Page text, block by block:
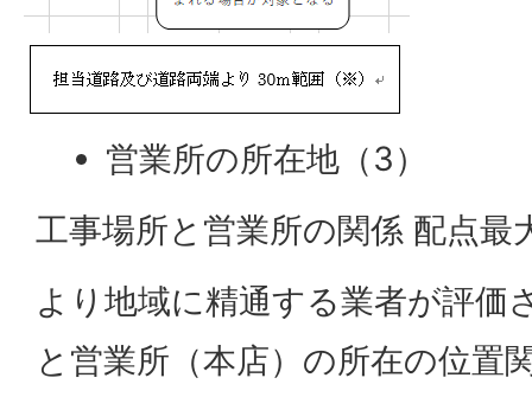
営業所の所在地（3）
工事場所と営業所の関係 配点
より地域に精通する業者が評価
と営業所（本店）の所在の位置